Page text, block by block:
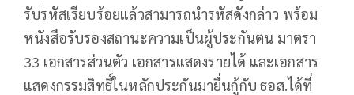
รับรหัสเรียบร้อยแล้วสามารถนำรหัสดังกล่าว พร้อม
หนังสือรับรองสถานะความเป็นผู้ประกันตน มาตรา
33 เอกสารส่วนตัว เอกสารแสดงรายได้ และเอกสาร
แสดงกรรมสิทธิ์ในหลักประกันมายื่นกู้กับ ธอส.ได้ที่